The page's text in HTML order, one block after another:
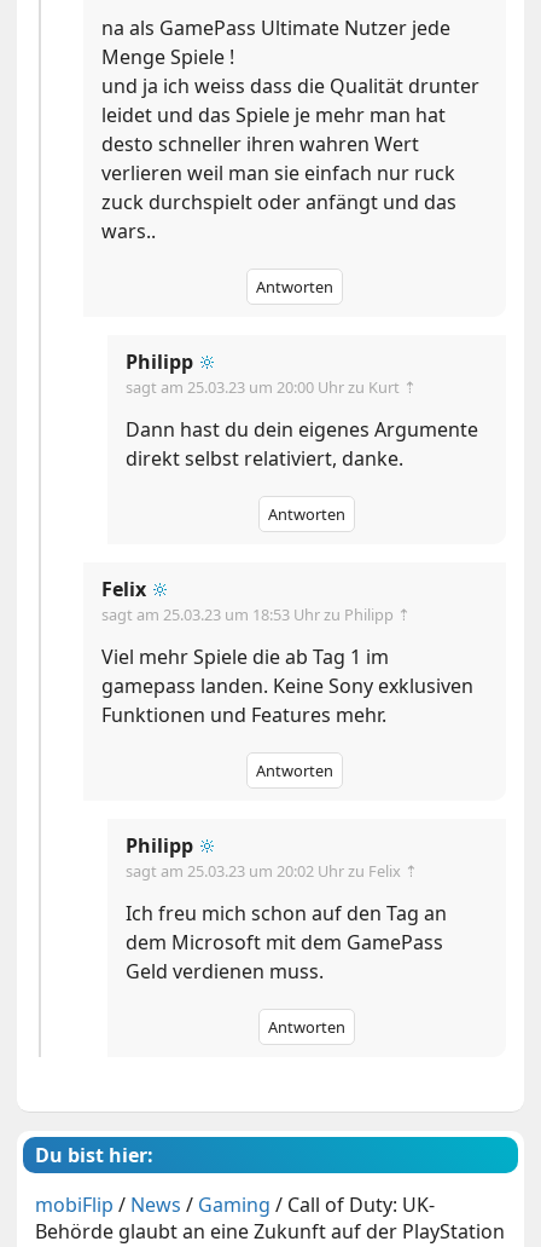
na als GamePass Ultimate Nutzer jede
Menge Spiele !
und ja ich weiss dass die Qualität drunter
leidet und das Spiele je mehr man hat
desto schneller ihren wahren Wert
verlieren weil man sie einfach nur ruck
zuck durchspielt oder anfängt und das
wars..
Antworten
Philipp 🔆
sagt am25.03.23 um 20:00 Uhrzu Kurt ⇡
Dann hast du dein eigenes Argumente
direkt selbst relativiert, danke.
Antworten
Felix 🔆
sagt am25.03.23 um 18:53 Uhrzu Philipp ⇡
Viel mehr Spiele die ab Tag 1 im
gamepass landen. Keine Sony exklusiven
Funktionen und Features mehr.
Antworten
Philipp 🔆
sagt am25.03.23 um 20:02 Uhrzu Felix ⇡
Ich freu mich schon auf den Tag an
dem Microsoft mit dem GamePass
Geld verdienen muss.
Antworten
Du bist hier:
mobiFlip / News / Gaming / Call of Duty: UK-
Behörde glaubt an eine Zukunft auf der PlayStation